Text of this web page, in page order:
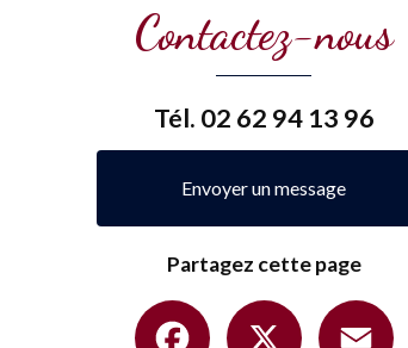
Contactez-nous
Tél. 02 62 94 13 96
Envoyer un message
Partagez cette page
Facebook